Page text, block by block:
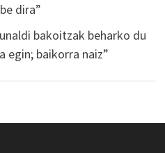
dira”
bakoitzak beharko du
egin; baikorra naiz”